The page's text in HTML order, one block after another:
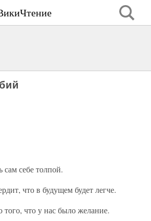
сам себе толпой.
что в будущем будет легче.
того, что у нас было желание.